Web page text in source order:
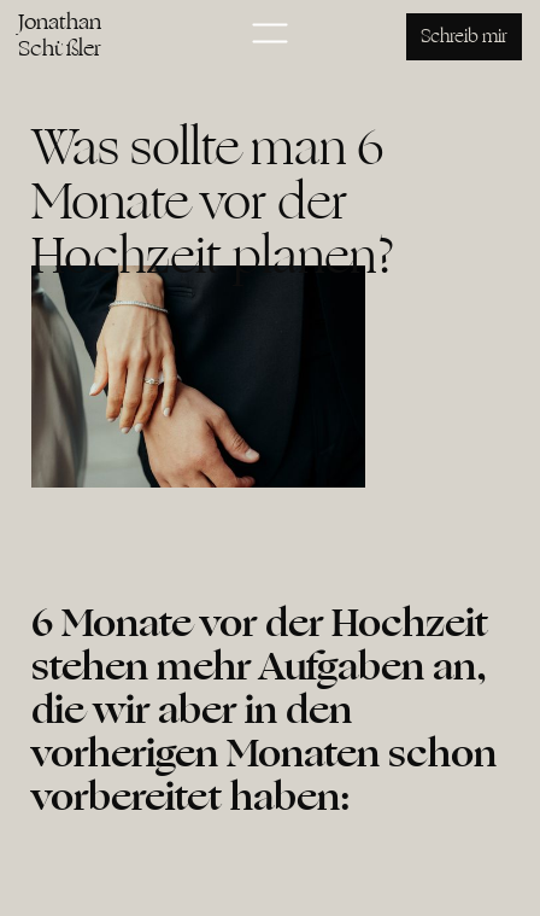
Was sollte man 6
Monate vor der
Hochzeit planen?
6 Monate vor der Hochzeit
stehen mehr Aufgaben an,
die wir aber in den
vorherigen Monaten schon
vorbereitet haben:
Jonathan
Schüßler Schreib mir